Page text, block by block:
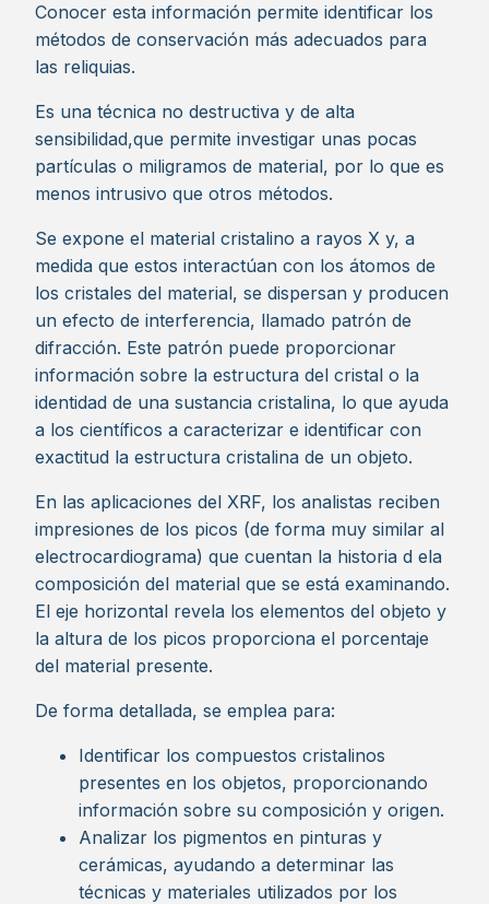
Conocer esta información permite identificar los
métodos de conservación más adecuados para
las reliquias.
Es una técnica no destructiva y de alta
sensibilidad,que permite investigar unas pocas
partículas o miligramos de material, por lo que es
menos intrusivo que otros métodos.
Se expone el material cristalino a rayos X y, a
medida que estos interactúan con los átomos de
los cristales del material, se dispersan y producen
un efecto de interferencia, llamado patrón de
difracción. Este patrón puede proporcionar
información sobre la estructura del cristal o la
identidad de una sustancia cristalina, lo que ayuda
a los científicos a caracterizar e identificar con
exactitud la estructura cristalina de un objeto.
En las aplicaciones del XRF, los analistas reciben
impresiones de los picos (de forma muy similar al
electrocardiograma) que cuentan la historia d ela
composición del material que se está examinando.
El eje horizontal revela los elementos del objeto y
la altura de los picos proporciona el porcentaje
del material presente.
De forma detallada, se emplea para:
Identificar los compuestos cristalinos
presentes en los objetos, proporcionando
información sobre su composición y origen.
Analizar los pigmentos en pinturas y
cerámicas, ayudando a determinar las
técnicas y materiales utilizados por los